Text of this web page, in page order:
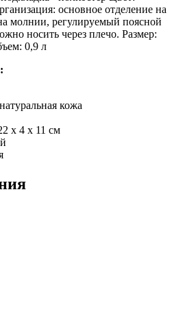
основное отделение на
молнии, регулируемый поясной
носить через плечо. Размер:
0,9 л
кожа
х 4 х 11 см